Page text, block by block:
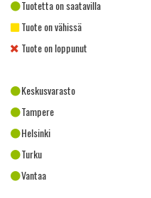
Tuotetta on saatavilla
Tuote on vähissä
Tuote on loppunut
Keskusvarasto
Tampere
Helsinki
Turku
Vantaa